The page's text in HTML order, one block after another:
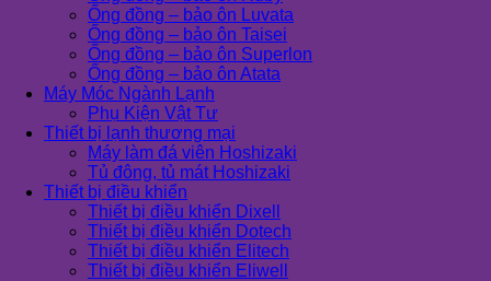
Ống đồng – bảo ôn Luvata
Ống đồng – bảo ôn Taisei
Ống đồng – bảo ôn Superlon
Ống đồng – bảo ôn Atata
Máy Móc Ngành Lạnh
Phụ Kiện Vật Tư
Thiết bị lạnh thương mại
Máy làm đá viên Hoshizaki
Tủ đông, tủ mát Hoshizaki
Thiết bị điều khiển
Thiết bị điều khiển Dixell
Thiết bị điều khiển Dotech
Thiết bị điều khiển Elitech
Thiết bị điều khiển Eliwell